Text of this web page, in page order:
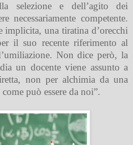
selezione e dell’agito dei
necessariamente competente.
implicita, una tiratina d’orecchi
il suo recente riferimento al
Non dice però, la
un docente viene assunto a
non per alchimia da una
può essere da noi”.